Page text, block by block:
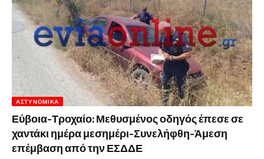
ΑΣΤΥΝΟΜΙΚΆ
Εύβοια-Τροχαίο: Μεθυσμένος οδηγός έπεσε σε
χαντάκι ημέρα μεσημέρι-Συνελήφθη-Άμεση
επέμβαση από την ΕΣΔΔΕ